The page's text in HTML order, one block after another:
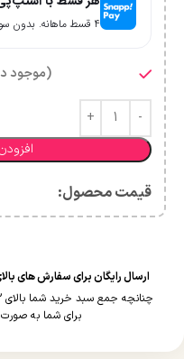
۴ قسط ماهانه. بدون سود، چک و ضامن.
(موجود در
قیمت محصول:​
ارسال رایگان برای سفارش های بالای 2 میلیون و 500 هزار تومان(غیر
برای شما به